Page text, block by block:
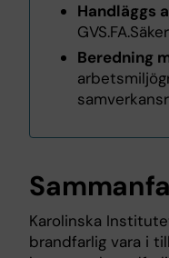
Handläggs
Beredning
Karolinska
brandfarlig vara i